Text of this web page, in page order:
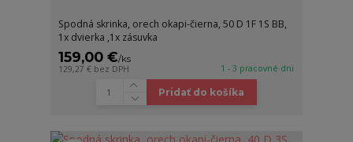
Spodná skrinka, orech okapi-čierna, 50 D 1F 1S BB,
1x dvierka ,1x zásuvka
159,00 €/ks
129,27 € bez DPH 1 - 3 pracovné dni
Pridať do košíka